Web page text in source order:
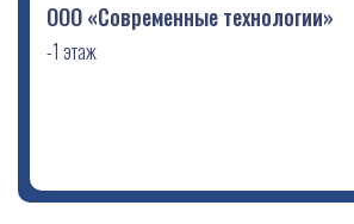
ООО «Современные технологии»
-1 этаж